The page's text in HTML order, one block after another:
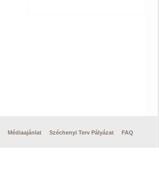
Médiaajánlat Széchenyi Terv Pályázat FAQ